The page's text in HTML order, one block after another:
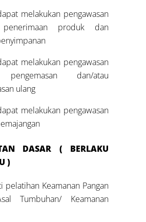
melakukan pengawasan
produk dan
melakukan pengawasan
dan/atau
ulang
melakukan pengawasan
DASAR ( BERLAKU
)
pelatihan Keamanan Pangan
Tumbuhan/ Keamanan